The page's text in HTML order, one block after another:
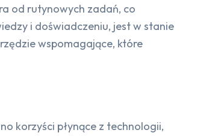
od rutynowych zadań, co
i doświadczeniu, jest w stanie
wspomagające, które
korzyści płynące z technologii,